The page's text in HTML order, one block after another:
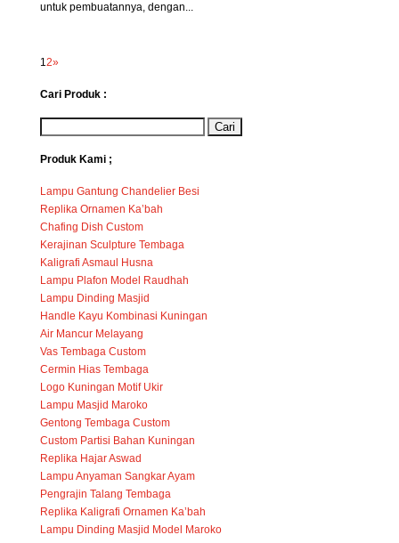
untuk pembuatannya, dengan...
12»
Cari Produk :
Produk Kami ;
Lampu Gantung Chandelier Besi
Replika Ornamen Ka’bah
Chafing Dish Custom
Kerajinan Sculpture Tembaga
Kaligrafi Asmaul Husna
Lampu Plafon Model Raudhah
Lampu Dinding Masjid
Handle Kayu Kombinasi Kuningan
Air Mancur Melayang
Vas Tembaga Custom
Cermin Hias Tembaga
Logo Kuningan Motif Ukir
Lampu Masjid Maroko
Gentong Tembaga Custom
Custom Partisi Bahan Kuningan
Replika Hajar Aswad
Lampu Anyaman Sangkar Ayam
Pengrajin Talang Tembaga
Replika Kaligrafi Ornamen Ka’bah
Lampu Dinding Masjid Model Maroko